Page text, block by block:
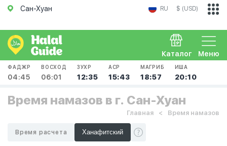
Сан-Хуан RU $ (USD)
Меню
Каталог
ФАДЖР
04:45
ВОСХОД
06:01
ЗУХР
12:35
АСР
15:43
МАГРИБ
18:57
ИША
20:10
Время намазов в г. Сан-Хуан
Главная Время намазов
Время расчета